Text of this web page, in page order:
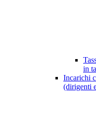
in
Incarichi
(dirigenti